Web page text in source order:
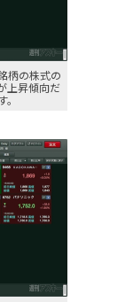
柄の株式の
上昇傾向だ